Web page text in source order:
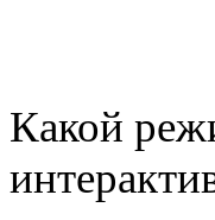
Какой